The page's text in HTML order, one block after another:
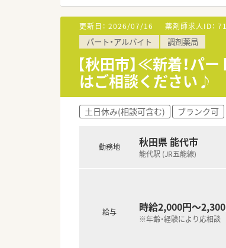
更新日： 2026/07/16 薬剤師求人ID：
パート・アルバイト 調剤薬局
【秋田市】≪新着！パ
はご相談ください♪
土日休み(相談可含む) ブランク可
勤務地 秋田県 能代市
能代駅 (JR五能線)
給与 時給2,000円～
※年齢・経験により応相談